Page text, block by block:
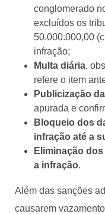
conglomerado
excluídos os
50.000.000,00
infração;
Multa diária,
refere o item
Publicização
apurada e
Bloqueio dos
infração até a
Eliminação
a infração.
Além das sanções
causarem